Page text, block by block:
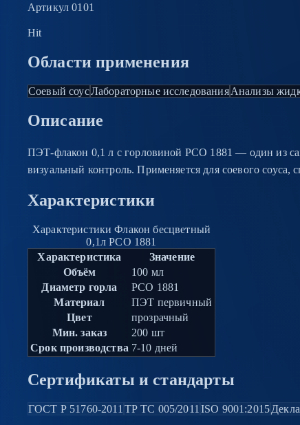
Артикул0101
Hit
Области применения
Соевый соусЛабораторные исследованияАнализы
Описание
ПЭТ-флакон 0,1 л с горловиной PCO 1881 — один из
визуальный контроль. Применяется для соевого соуса,
Характеристики
Характеристики Флакон бесцветный
0,1л PCO 1881
Характеристика
Значение
Объём
100 мл
Диаметр горла
PCO 1881
Материал
ПЭТ первичный
Цвет
прозрачный
Мин. заказ
200 шт
Срок производства 7-10 дней
Сертификаты и стандарты
ГОСТ Р 51760-2011 ТР ТС 005/2011 ISO 9001:2015